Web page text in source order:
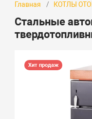
+7 700 580 8223
+7 701 526 30 97
Заказать звонок
Главная КОТЛЫ
Стальные
Хит продаж